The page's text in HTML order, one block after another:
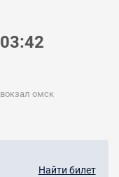
03:42
вокзал омск
Найти билет